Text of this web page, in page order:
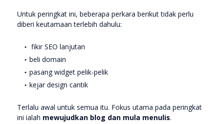
Untuk peringkat ini, beberapa perkara berikut tidak perlu
diberi keutamaan terlebih dahulu:
fikir SEO lanjutan
beli domain
pasang widget pelik-pelik
kejar design cantik
Terlalu awal untuk semua itu. Fokus utama pada peringkat
ini ialah mewujudkan blog dan mula menulis.